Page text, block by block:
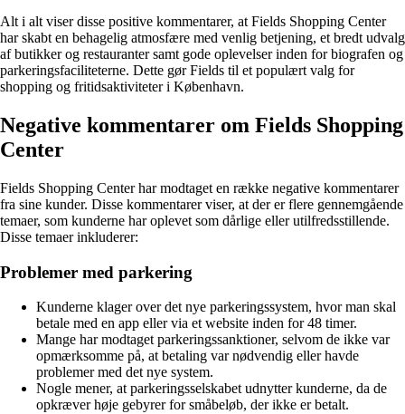
Alt i alt viser disse positive kommentarer, at Fields Shopping Center
har skabt en behagelig atmosfære med venlig betjening, et bredt udvalg
af butikker og restauranter samt gode oplevelser inden for biografen og
parkeringsfaciliteterne. Dette gør Fields til et populært valg for
shopping og fritidsaktiviteter i København.
Negative kommentarer om Fields Shopping
Center
Fields Shopping Center har modtaget en række negative kommentarer
fra sine kunder. Disse kommentarer viser, at der er flere gennemgående
temaer, som kunderne har oplevet som dårlige eller utilfredsstillende.
Disse temaer inkluderer:
Problemer med parkering
Kunderne klager over det nye parkeringssystem, hvor man skal
betale med en app eller via et website inden for 48 timer.
Mange har modtaget parkeringssanktioner, selvom de ikke var
opmærksomme på, at betaling var nødvendig eller havde
problemer med det nye system.
Nogle mener, at parkeringsselskabet udnytter kunderne, da de
opkræver høje gebyrer for småbeløb, der ikke er betalt.